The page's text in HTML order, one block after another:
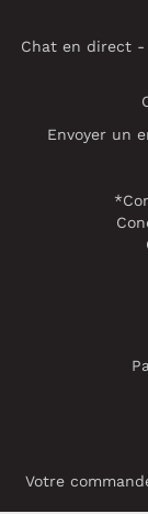
Chat en direct
Envoyer un
Votre